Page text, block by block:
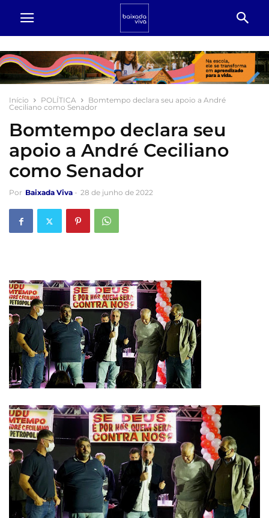
Início POLÍTICA
Bomtempo declara seu apoio a André
Ceciliano como Senador
Bomtempo declara seu
apoio a André Ceciliano
como Senador
Por Baixada Viva - 28 de junho de 2022